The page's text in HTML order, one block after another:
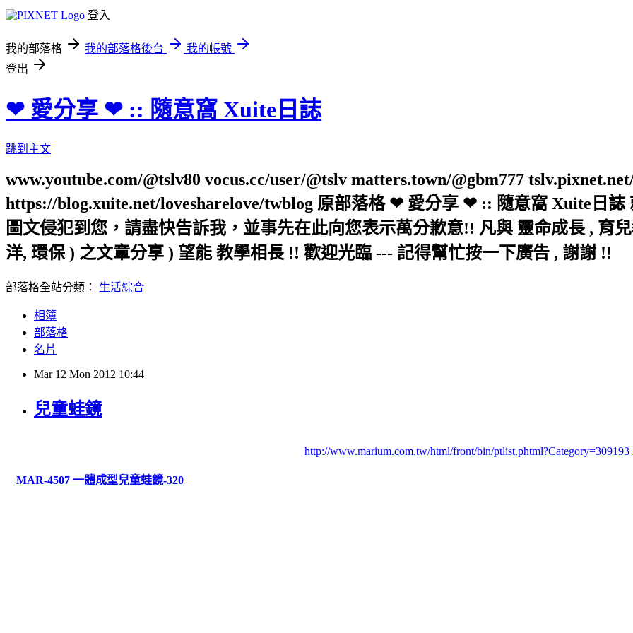
登入
我的部落格 我的部落格後台
我的帳號
登出
❤ 愛分享 ❤ :: 隨意窩 Xuite日誌
跳到主文
www.youtube.com/@tslv80 vocus.cc/user/@tslv matters.town/@gbm777
https://blog.xuite.net/lovesharelove/twblog 原部落格 ❤ 愛分享 ❤ :: 隨意窩 Xuite日
圖文侵犯到您，請盡快告訴我，並事先在此向您表示萬分歉意!! 凡與 靈命成長 , 育
洋, 環保 ) 之文章分享 ) 望能 教學相長 !! 歡迎光臨 --- 記得幫忙按一下廣告 , 謝謝 !!
部落格全站分類： 生活綜合
相簿
部落格
名片
Mar 12 Mon 2012 10:44
兒童蛙鏡
http://www.marium.com.tw/html/front/bin/ptlist.phtml?Category=309193
MAR-4507 一體成型兒童蛙鏡-320